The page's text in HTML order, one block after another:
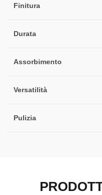
Finitura
Durata
Assorbimento
Versatilità
Pulizia